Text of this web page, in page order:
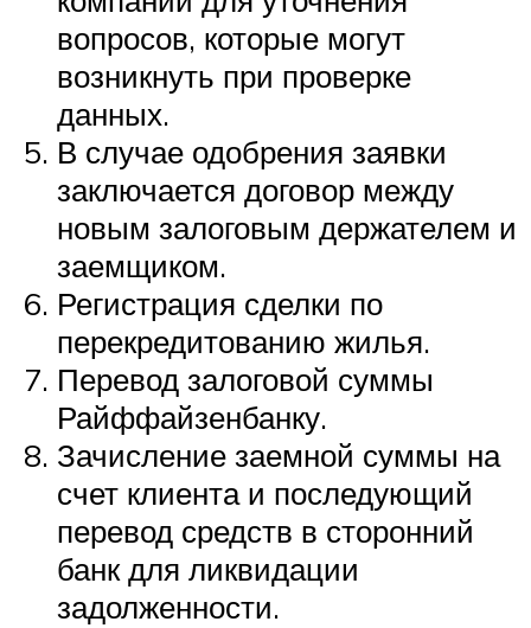
вопросов, которые могут
возникнуть при проверке
данных.
В случае одобрения заявки
заключается договор между
новым залоговым держателем и
заемщиком.
Регистрация сделки по
перекредитованию жилья.
Перевод залоговой суммы
Райффайзенбанку.
Зачисление заемной суммы на
счет клиента и последующий
перевод средств в сторонний
банк для ликвидации
задолженности.